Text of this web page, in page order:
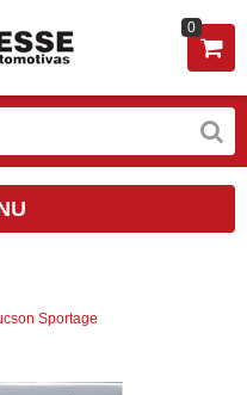
0
Sportage